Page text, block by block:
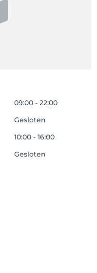
09:00 - 22:00
Gesloten
10:00 - 16:00
Gesloten